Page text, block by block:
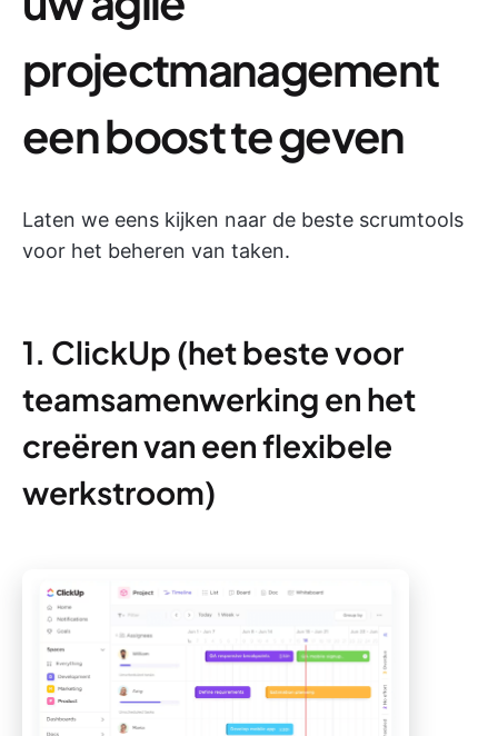
projectmanagement
een boost te geven
Laten we eens kijken naar de beste scrumtools
voor het beheren van taken.
1. ClickUp (het beste voor
teamsamenwerking en het
creëren van een flexibele
werkstroom)